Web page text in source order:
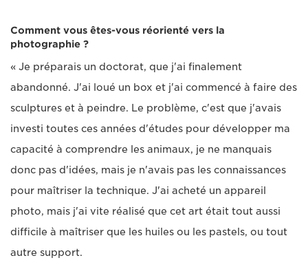
Comment vous êtes-vous réorienté vers la
photographie ?
« Je préparais un doctorat, que j'ai finalement
abandonné. J'ai loué un box et j'ai commencé à faire des
sculptures et à peindre. Le problème, c'est que j'avais
investi toutes ces années d'études pour développer ma
capacité à comprendre les animaux, je ne manquais
donc pas d'idées, mais je n'avais pas les connaissances
pour maîtriser la technique. J'ai acheté un appareil
photo, mais j'ai vite réalisé que cet art était tout aussi
difficile à maîtriser que les huiles ou les pastels, ou tout
autre support.